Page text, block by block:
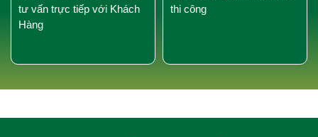
tư vấn trực tiếp với Khách
Hàng
thi công